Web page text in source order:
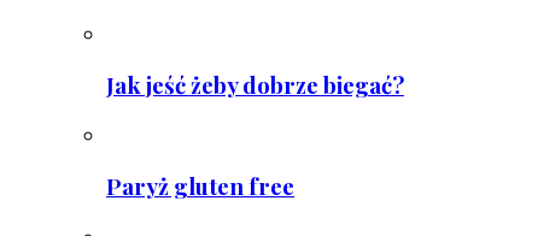
Jak jeść żeby dobrze biegać?
Paryż gluten free